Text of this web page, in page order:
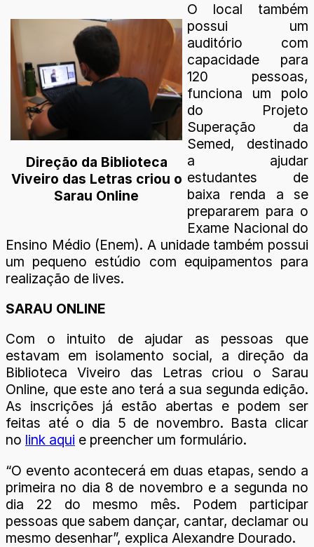
Direção da Biblioteca
Viveiro das Letras criou o
Sarau Online
O local também
possui um
auditório com
capacidade para
120 pessoas,
funciona um polo
do Projeto
Superação da
Semed, destinado
a ajudar
estudantes de
baixa renda a se
prepararem para o
Exame Nacional do
Ensino Médio (Enem). A unidade também possui
um pequeno estúdio com equipamentos para
realização de lives.
SARAU ONLINE
Com o intuito de ajudar as pessoas que
estavam em isolamento social, a direção da
Biblioteca Viveiro das Letras criou o Sarau
Online, que este ano terá a sua segunda edição.
As inscrições já estão abertas e podem ser
feitas até o dia 5 de novembro. Basta clicar
no link aqui e preencher um formulário.
“O evento acontecerá em duas etapas, sendo a
primeira no dia 8 de novembro e a segunda no
dia 22 do mesmo mês. Podem participar
pessoas que sabem dançar, cantar, declamar ou
mesmo desenhar”, explica Alexandre Dourado.